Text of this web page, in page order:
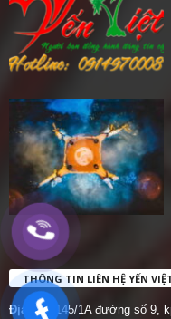
THÔNG TIN LIÊN HỆ YẾN
Địa chỉ: 145/1A đường số 9,